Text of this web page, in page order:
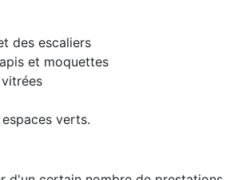
des escaliers
et moquettes
verts.